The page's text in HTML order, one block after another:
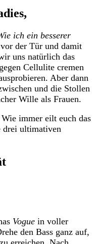
ich ein besserer
der Tür und damit
uns natürlich das
Cellulite cremen
Aber dann
und die Stollen
Wille als Frauen.
immer eilt euch das
drei ultimativen
Vogue in voller
den Bass ganz auf,